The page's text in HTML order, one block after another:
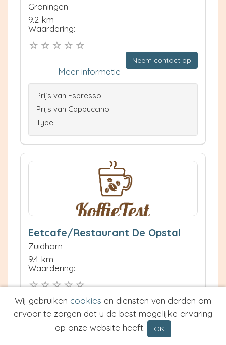
Groningen
9.2 km
Waardering:
Neem contact op
Meer informatie
Prijs van Espresso
Prijs van Cappuccino
Type
Eetcafe/Restaurant De Opstal
Zuidhorn
9.4 km
Waardering:
Neem contact op
Meer informatie
Prijs van Espresso
Wij gebruiken cookies en diensten van derden om
ervoor te zorgen dat u de best mogelijke ervaring
op onze website heeft.
OK